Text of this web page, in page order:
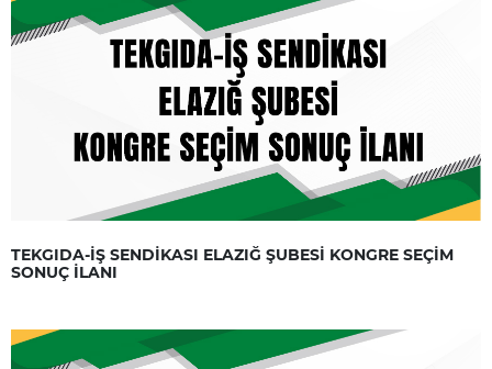
TEKGIDA-İŞ SENDİKASI ELAZIĞ ŞUBESİ KONGRE SEÇİM
SONUÇ İLANI